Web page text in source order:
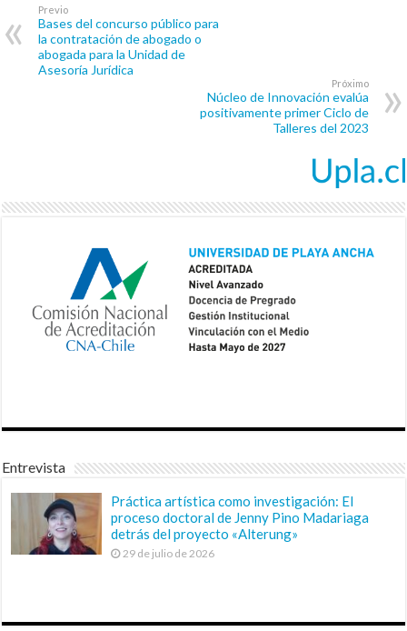
Previo
Bases del concurso público para
la contratación de abogado o
abogada para la Unidad de
Asesoría Jurídica
Próximo
Núcleo de Innovación evalúa
positivamente primer Ciclo de
Talleres del 2023
Entrevista
Práctica artística como investigación: El
proceso doctoral de Jenny Pino Madariaga
detrás del proyecto «Alterung»
29 de julio de 2026